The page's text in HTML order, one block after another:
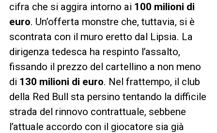
cifra che si aggira intorno ai 100 milioni di
euro. Un’offerta monstre che, tuttavia, si è
scontrata con il muro eretto dal Lipsia. La
dirigenza tedesca ha respinto l’assalto,
fissando il prezzo del cartellino a non meno
di 130 milioni di euro. Nel frattempo, il club
della Red Bull sta persino tentando la difficile
strada del rinnovo contrattuale, sebbene
l’attuale accordo con il giocatore sia già